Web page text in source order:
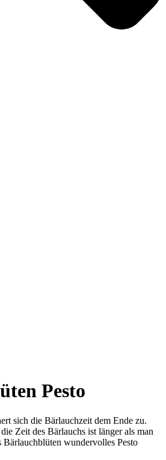
Pesto
sich die Bärlauchzeit dem Ende zu.
Zeit des Bärlauchs ist länger als man
Bärlauchblüten wundervolles Pesto